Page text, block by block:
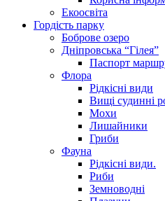
Екоосвіта
Гордість парку
Боброве озеро
Дніпровська “Гілея”
Паспорт
Флора
Рідкісні види
Вищі судинні
Мохи
Лишайники
Гриби
Фауна
Рідкісні види.
Риби
Земноводні